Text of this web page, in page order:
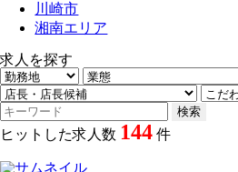
川崎市
湘南エリア
求人を探す
ヒットした求人数 144 件